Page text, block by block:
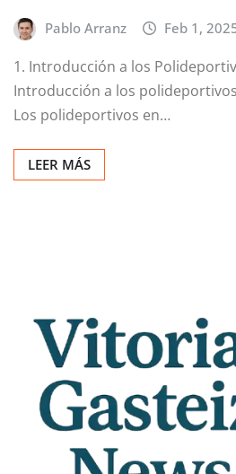
Pablo Arranz Feb 1,
1. Introducción a los
Introducción a los
Los polideportivos en…
LEER MÁS